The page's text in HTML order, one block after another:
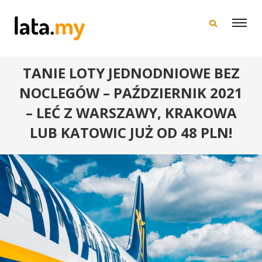
TANIE LOTY JEDNODNIOWE BEZ
NOCLEGÓW – PAŹDZIERNIK 2021
– LEĆ Z WARSZAWY, KRAKOWA
LUB KATOWIC JUŻ OD 48 PLN!